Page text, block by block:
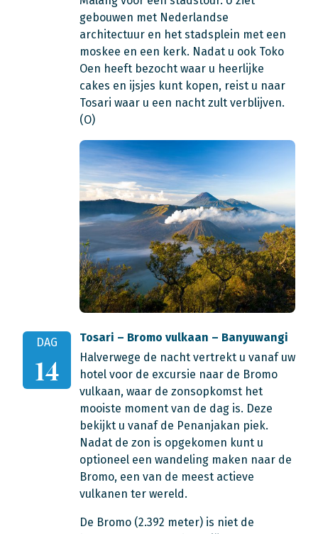
gebouwen met Nederlandse
architectuur en het stadsplein met een
moskee en een kerk. Nadat u ook Toko
Oen heeft bezocht waar u heerlijke
cakes en ijsjes kunt kopen, reist u naar
Tosari waar u een nacht zult verblijven.
(O)
DAG
14
Tosari – Bromo vulkaan – Banyuwangi
Halverwege de nacht vertrekt u vanaf uw
hotel voor de excursie naar de Bromo
vulkaan, waar de zonsopkomst het
mooiste moment van de dag is. Deze
bekijkt u vanaf de Penanjakan piek.
Nadat de zon is opgekomen kunt u
optioneel een wandeling maken naar de
Bromo, een van de meest actieve
vulkanen ter wereld.
De Bromo (2.392 meter) is niet de